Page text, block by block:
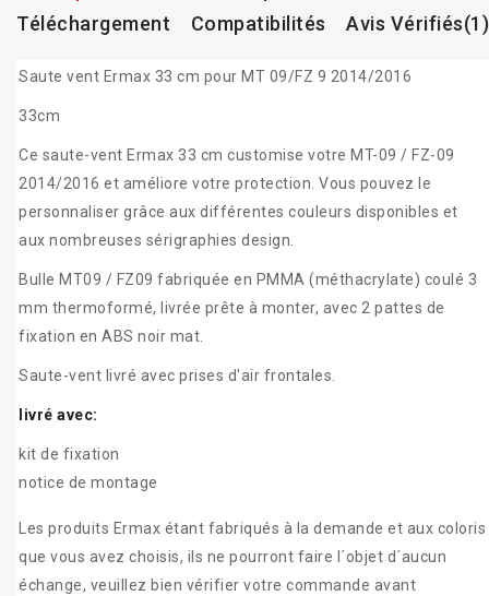
Téléchargement
Compatibilités Avis Vérifiés(1)
Saute vent Ermax 33 cm pour MT 09/FZ 9 2014/2016
33cm
Ce saute-vent Ermax 33 cm customise votre MT-09 / FZ-09
2014/2016 et améliore votre protection. Vous pouvez le
personnaliser grâce aux différentes couleurs disponibles et
aux nombreuses sérigraphies design.
Bulle MT09 / FZ09 fabriquée en PMMA (méthacrylate) coulé 3
mm thermoformé, livrée prête à monter, avec 2 pattes de
fixation en ABS noir mat.
Saute-vent livré avec prises d'air frontales.
livré avec:
kit de fixation
notice de montage
Les produits Ermax étant fabriqués à la demande et aux coloris
que vous avez choisis, ils ne pourront faire l´objet d´aucun
échange, veuillez bien vérifier votre commande avant